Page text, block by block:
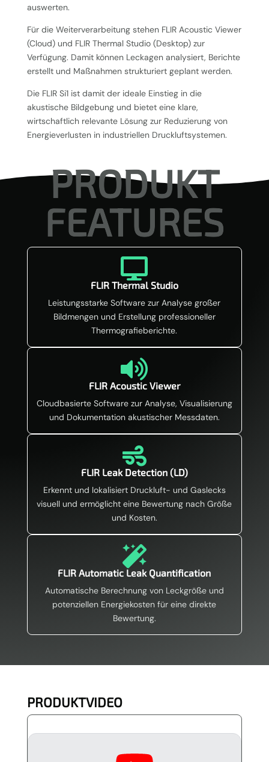
auswerten.
Für die Weiterverarbeitung stehen FLIR Acoustic Viewer
(Cloud) und FLIR Thermal Studio (Desktop) zur
Verfügung. Damit können Leckagen analysiert, Berichte
erstellt und Maßnahmen strukturiert geplant werden.
Die FLIR Si1 ist damit der ideale Einstieg in die
akustische Bildgebung und bietet eine klare,
wirtschaftlich relevante Lösung zur Reduzierung von
Energieverlusten in industriellen Druckluftsystemen.
PRODUKT
FEATURES

FLIR Thermal Studio
Leistungsstarke Software zur Analyse großer
Bildmengen und Erstellung professioneller
Thermografieberichte.

FLIR Acoustic Viewer
Cloudbasierte Software zur Analyse, Visualisierung
und Dokumentation akustischer Messdaten.

FLIR Leak Detection (LD)
Erkennt und lokalisiert Druckluft- und Gaslecks
visuell und ermöglicht eine Bewertung nach Größe
und Kosten.

FLIR Automatic Leak Quantification
Automatische Berechnung von Leckgröße und
potenziellen Energiekosten für eine direkte
Bewertung.
PRODUKTVIDEO